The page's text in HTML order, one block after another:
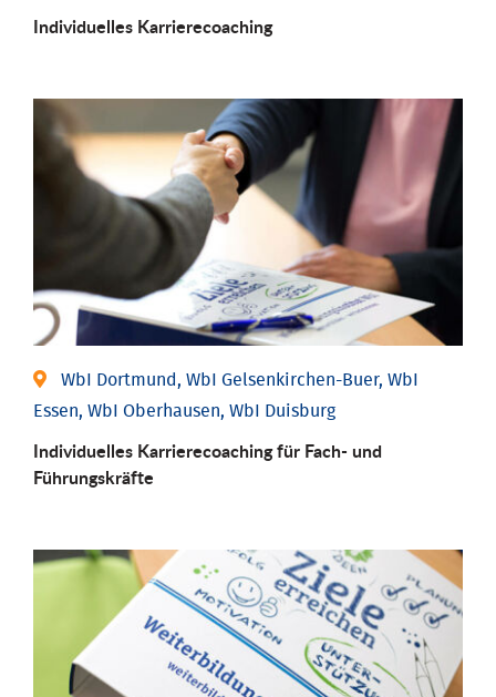
Individu­elles Karrierecoaching
WbI Dortmund, WbI Gelsenkirchen-Buer, WbI
Essen, WbI Oberhausen, WbI Duisburg
Individu­elles Karrierecoaching für Fach-­ und
Führungs­kräfte